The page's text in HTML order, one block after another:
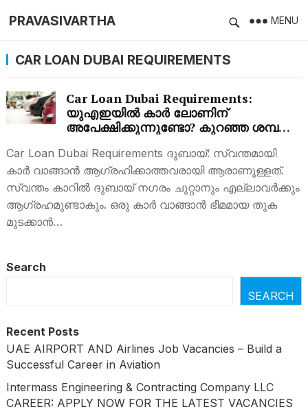
PRAVASIVARTHA MENU
CAR LOAN DUBAI REQUIREMENTS
Car Loan Dubai Requirements:
യുഎഇയില്‍ കാർ ലോണിന്
അപേക്ഷിക്കുന്നുണ്ടോ? കുറഞ്ഞ ശമ്പളം,
ഉള്‍പ്പെടെയുള്ള വിവരങ്ങള്‍
Car Loan Dubai Requirements ദുബായ്: സ്വന്തമായി
കാര്‍ വാങ്ങാന്‍ ആഗ്രഹിക്കാത്തവരായി ആരാണുള്ളത്.
സ്വന്തം കാറില്‍ ദുബായ് നഗരം ചുറ്റാനും എല്ലാവര്‍ക്കും
ആഗ്രഹമുണ്ടാകും. ഒരു കാര്‍ വാങ്ങാന്‍ ഭീമമായ തുക
മുടക്കാന്‍…
Search
SEARCH
Recent Posts
UAE AIRPORT AND Airlines Job Vacancies – Build a
Successful Career in Aviation
Intermass Engineering & Contracting Company LLC
CAREER: APPLY NOW FOR THE LATEST VACANCIES